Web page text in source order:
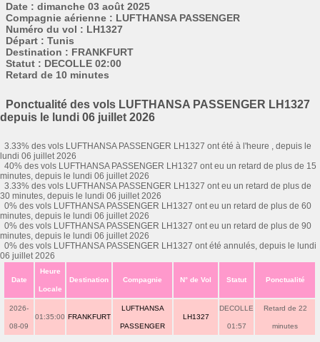
Date : dimanche 03 août 2025
Compagnie aérienne : LUFTHANSA PASSENGER
Numéro du vol : LH1327
Départ : Tunis
Destination : FRANKFURT
Statut : DECOLLE 02:00
Retard de 10 minutes
Ponctualité des vols LUFTHANSA PASSENGER LH1327
depuis le lundi 06 juillet 2026
3.33% des vols LUFTHANSA PASSENGER LH1327 ont été à l'heure , depuis le
lundi 06 juillet 2026
40% des vols LUFTHANSA PASSENGER LH1327 ont eu un retard de plus de 15
minutes, depuis le lundi 06 juillet 2026
3.33% des vols LUFTHANSA PASSENGER LH1327 ont eu un retard de plus de
30 minutes, depuis le lundi 06 juillet 2026
0% des vols LUFTHANSA PASSENGER LH1327 ont eu un retard de plus de 60
minutes, depuis le lundi 06 juillet 2026
0% des vols LUFTHANSA PASSENGER LH1327 ont eu un retard de plus de 90
minutes, depuis le lundi 06 juillet 2026
0% des vols LUFTHANSA PASSENGER LH1327 ont été annulés, depuis le lundi
06 juillet 2026
Date
Heure
Locale
Destination Compagnie N° de Vol Statut Ponctualité
2026-
08-09
01:35:00 FRANKFURT
LUFTHANSA
PASSENGER
LH1327
DECOLLE
01:57
Retard de 22
minutes